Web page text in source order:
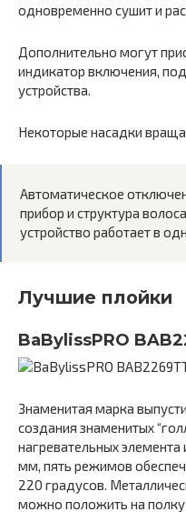
одновременно сушит и
Дополнительно могут
индикатор включения,
устройства.
Некоторые насадки
Автоматическое
прибор и структура
устройство работает в
Лучшие плойки
BaBylissPRO
Знаменитая марка
создания знаменитых
нагревательных
мм, пять режимов
220 градусов.
можно положить на полку